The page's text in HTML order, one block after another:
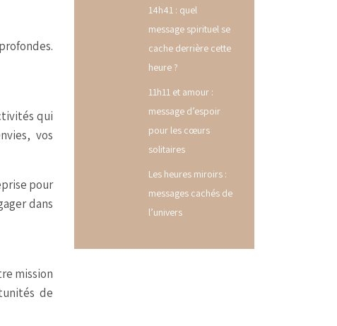
qui
vos
pour
dans
mission
de
14h41 : quel
message spirituel se
cache derrière cette
heure ?
11h11 et amour :
message d’espoir
pour les cœurs
solitaires
Les heures miroirs :
messages cachés de
l’univers